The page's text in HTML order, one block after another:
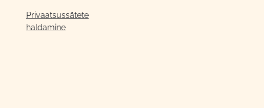
Privaatsussätete
haldamine